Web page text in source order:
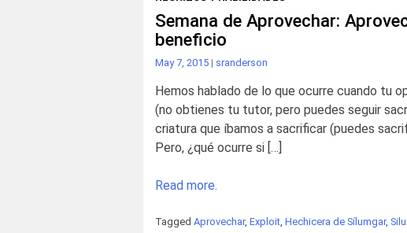
Semana de Aprovechar:
beneficio
May 7, 2015 | sranderson
Hemos hablado de lo que ocurre cuando tu
(no obtienes tu tutor, pero puedes seguir
criatura que íbamos a sacrificar (puedes
Pero, ¿qué ocurre si […]
Read more.
Tagged Aprovechar, Exploit, Hechicera de Sílumgar,